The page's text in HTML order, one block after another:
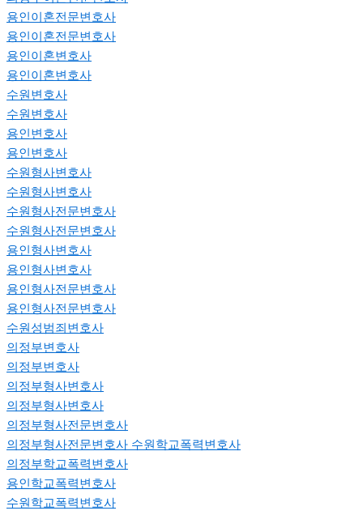
용인이혼전문변호사
용인이혼전문변호사
용인이혼변호사
용인이혼변호사
수원변호사
수원변호사
용인변호사
용인변호사
수원형사변호사
수원형사변호사
수원형사전문변호사
수원형사전문변호사
용인형사변호사
용인형사변호사
용인형사전문변호사
용인형사전문변호사
수원성범죄변호사
의정부변호사
의정부변호사
의정부형사변호사
의정부형사변호사
의정부형사전문변호사
의정부형사전문변호사 수원학교폭력변호사
의정부학교폭력변호사
용인학교폭력변호사
수원학교폭력변호사